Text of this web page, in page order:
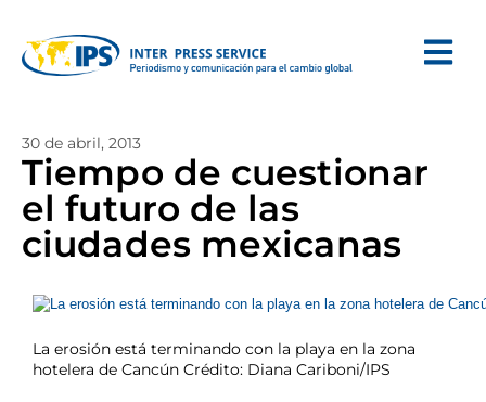
30 de abril, 2013
Tiempo de cuestionar
el futuro de las
ciudades mexicanas
La erosión está terminando con la playa en la zona
hotelera de Cancún Crédito: Diana Cariboni/IPS